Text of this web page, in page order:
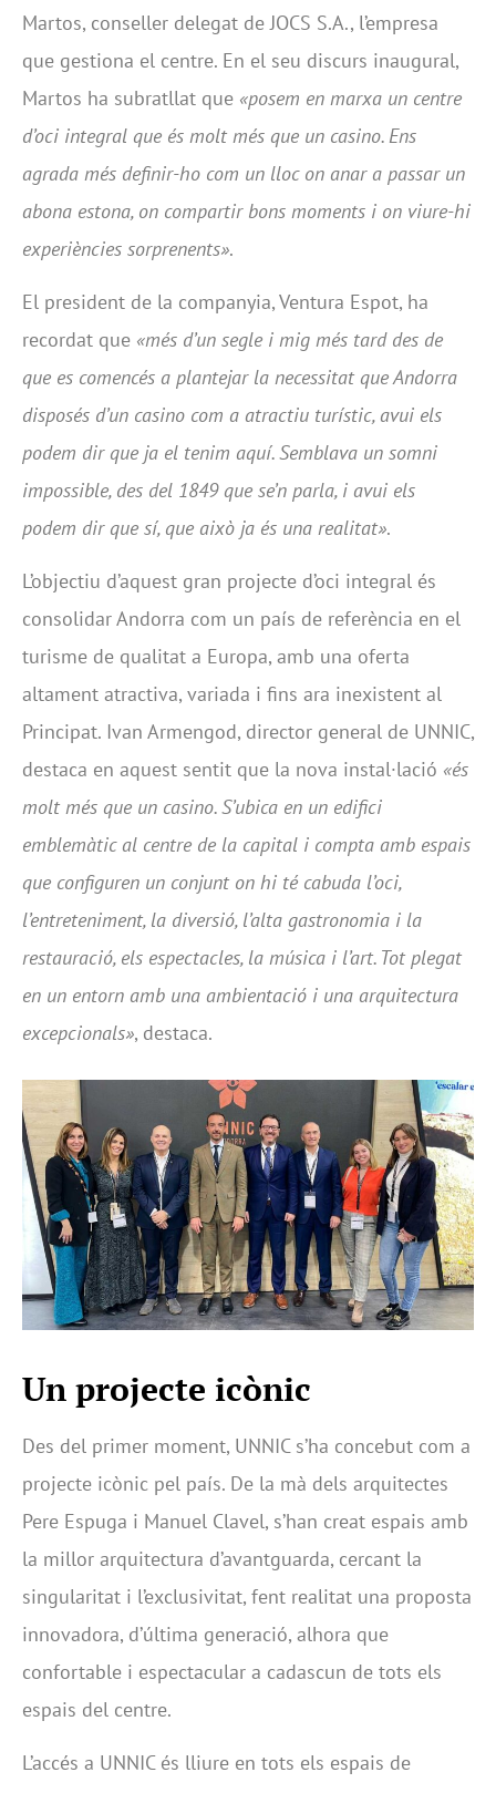
Martos, conseller delegat de JOCS S.A., l’empresa
que gestiona el centre. En el seu discurs inaugural,
Martos ha subratllat que «posem en marxa un centre
d’oci integral que és molt més que un casino. Ens
agrada més definir-ho com un lloc on anar a passar un
abona estona, on compartir bons moments i on viure-hi
experiències sorprenents».
El president de la companyia, Ventura Espot, ha
recordat que «més d’un segle i mig més tard des de
que es comencés a plantejar la necessitat que Andorra
disposés d’un casino com a atractiu turístic, avui els
podem dir que ja el tenim aquí. Semblava un somni
impossible, des del 1849 que se’n parla, i avui els
podem dir que sí, que això ja és una realitat».
L’objectiu d’aquest gran projecte d’oci integral és
consolidar Andorra com un país de referència en el
turisme de qualitat a Europa, amb una oferta
altament atractiva, variada i fins ara inexistent al
Principat. Ivan Armengod, director general de UNNIC,
destaca en aquest sentit que la nova instal·lació «és
molt més que un casino. S’ubica en un edifici
emblemàtic al centre de la capital i compta amb espais
que configuren un conjunt on hi té cabuda l’oci,
l’entreteniment, la diversió, l’alta gastronomia i la
restauració, els espectacles, la música i l’art. Tot plegat
en un entorn amb una ambientació i una arquitectura
excepcionals», destaca.
Un projecte icònic
Des del primer moment, UNNIC s’ha concebut com a
projecte icònic pel país. De la mà dels arquitectes
Pere Espuga i Manuel Clavel, s’han creat espais amb
la millor arquitectura d’avantguarda, cercant la
singularitat i l’exclusivitat, fent realitat una proposta
innovadora, d’última generació, alhora que
confortable i espectacular a cadascun de tots els
espais del centre.
L’accés a UNNIC és lliure en tots els espais de